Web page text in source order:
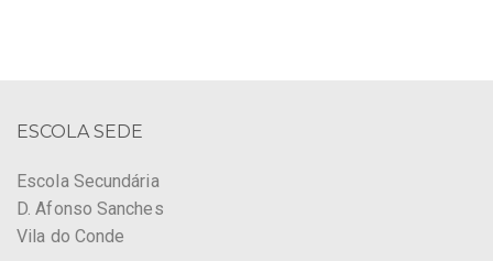
ESCOLA SEDE
Escola Secundária
D. Afonso Sanches
Vila do Conde